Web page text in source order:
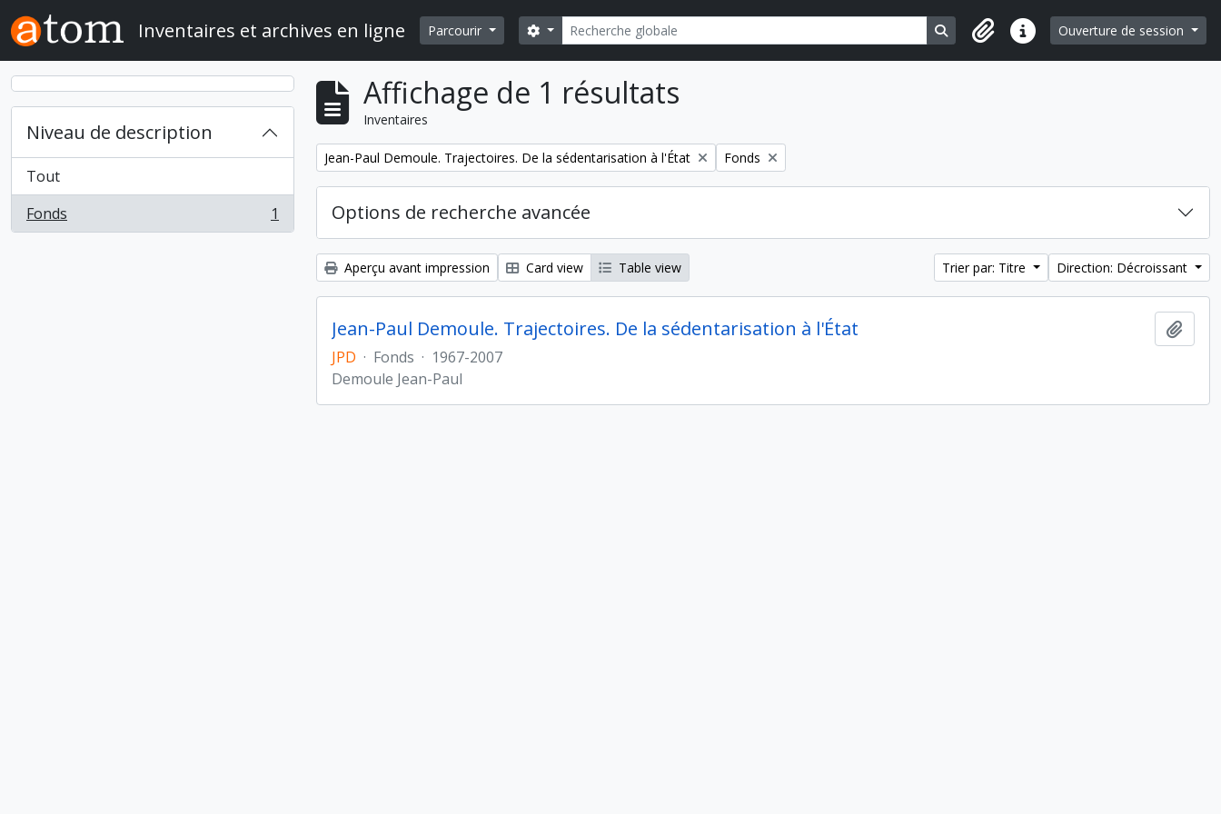
Skip to main content
Inventaires et archives en ligne Parcourir Rechercher
Search options Search in browse page
Liens rapidesOuverture de session
Niveau de description
Tout
Fonds
, 1 résultats 1
Affichage de 1 résultats
Inventaires
Remove filter:
Jean-Paul Demoule. Trajectoires. De la sédentarisation à l'État Remove filter:
Fonds
Options de recherche avancée
Aperçu avant impression Card view Table view Trier par: Titre Direction: Décroissant
Jean-Paul Demoule. Trajectoires. De la sédentarisation à l'État
JPD · Fonds · 1967-2007
Demoule Jean-Paul